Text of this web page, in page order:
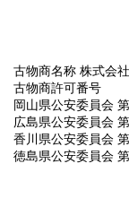
古物商名称 株式会
古物商許可番号
岡山県公安委員会
広島県公安委員会
香川県公安委員会
徳島県公安委員会